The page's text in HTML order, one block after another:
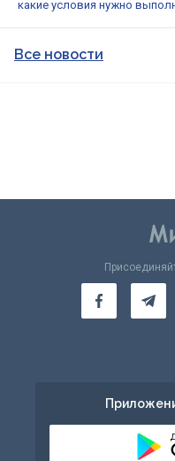
какие условия нужно
Все новости